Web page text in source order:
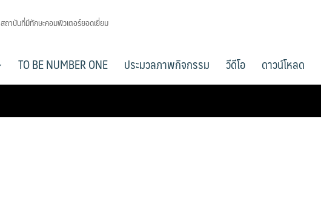
สถาบันที่มีทักษะคอมพิวเตอร์ยอดเยี่ยม
TO BE NUMBER ONE ประมวลภาพกิจกรรม วีดีโอ ดาวน์โหลด